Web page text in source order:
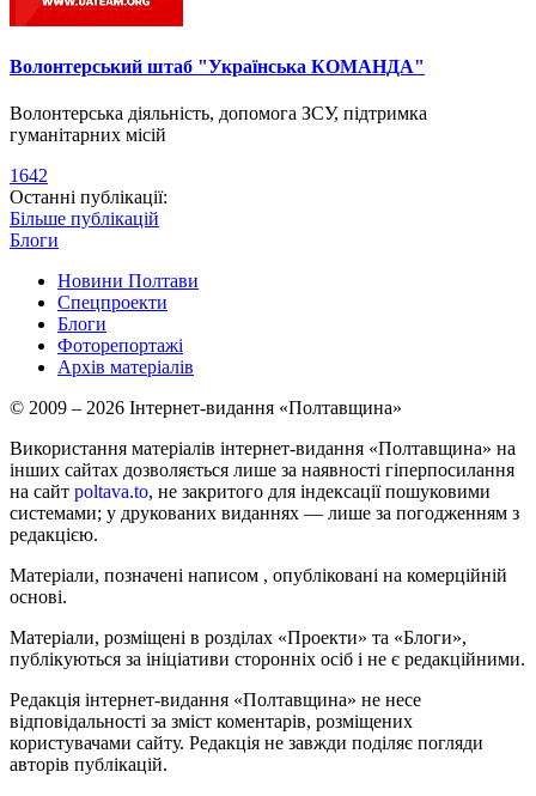
Волонтерський штаб "Українська КОМАНДА"
Волонтерська діяльність, допомога ЗСУ, підтримка
гуманітарних місій
1642
Останні публікації:
Більше публікацій
Блоги
Новини Полтави
Спецпроекти
Блоги
Фоторепортажі
Архів матеріалів
© 2009 – 2026 Інтернет-видання «Полтавщина»
Використання матеріалів інтернет-видання «Полтавщина» на
інших сайтах дозволяється лише за наявності гіперпосилання
на сайт poltava.to, не закритого для індексації пошуковими
системами; у друкованих виданнях — лише за погодженням з
редакцією.
Матеріали, позначені написом , опубліковані на комерційній
основі.
Матеріали, розміщені в розділах «Проекти» та «Блоги»,
публікуються за ініціативи сторонніх осіб і не є редакційними.
Редакція інтернет-видання «Полтавщина» не несе
відповідальності за зміст коментарів, розміщених
користувачами сайту. Редакція не завжди поділяє погляди
авторів публікацій.